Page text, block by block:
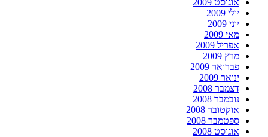
אוגוסט 2009
יולי 2009
יוני 2009
מאי 2009
אפריל 2009
מרץ 2009
פברואר 2009
ינואר 2009
דצמבר 2008
נובמבר 2008
אוקטובר 2008
ספטמבר 2008
אוגוסט 2008